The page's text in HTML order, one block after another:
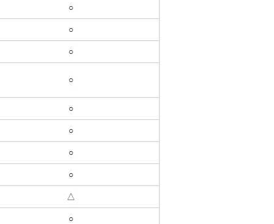
○
○
○
○
○
○
○
○
△
○